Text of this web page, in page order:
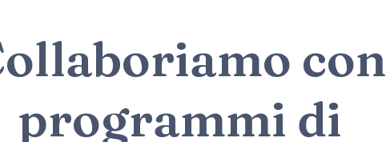
con
programmi di